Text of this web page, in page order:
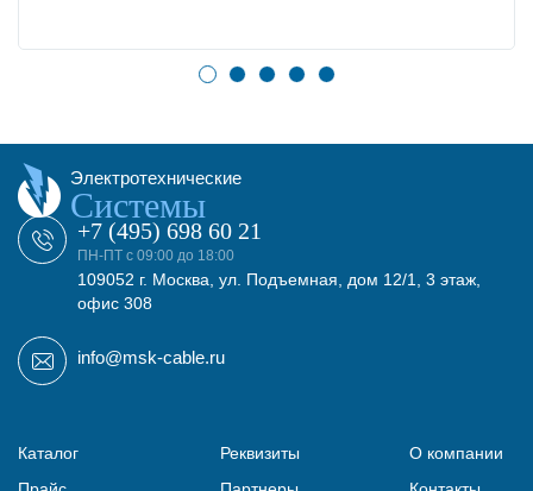
Электротехнические
Системы
+7 (495) 698 60 21
ПН-ПТ с 09:00 до 18:00
109052 г. Москва, ул. Подъемная, дом 12/1, 3 этаж,
офис 308
info@msk-cable.ru
Каталог
Реквизиты
О компании